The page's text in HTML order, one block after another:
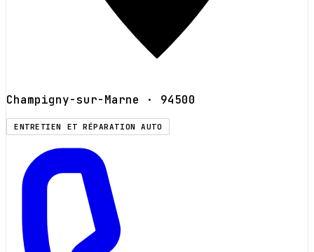
Champigny-sur-Marne · 94500
ENTRETIEN ET RÉPARATION AUTO